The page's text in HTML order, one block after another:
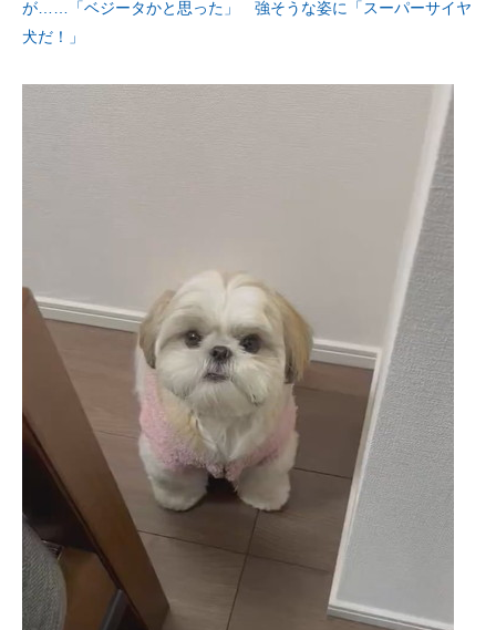
が……「ベジータかと思った」 強そうな姿に「スーパーサイヤ
犬だ！」